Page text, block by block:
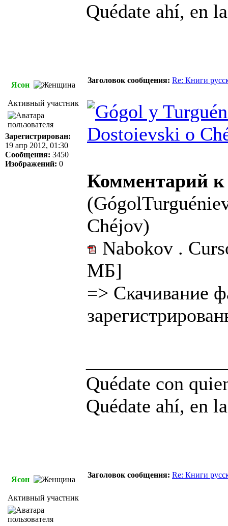
Quédate ahí, en
Ясон
Заголовок сообщения: Re: Книги
Активный участник
Зарегистрирован:
19 апр 2012, 01:30
Сообщения: 3450
Изображений: 0
Комментарий
Chéjov)
Nabokov .
МБ]
=> Скачивание
Quédate con
Quédate ahí, en
Ясон
Заголовок сообщения: Re: Книги
Активный участник